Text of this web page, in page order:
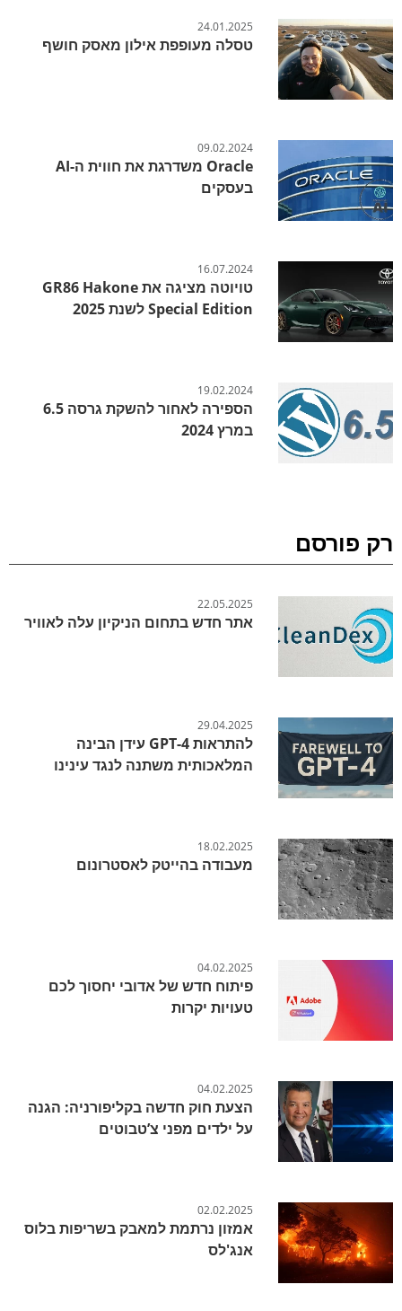
24.01.2025
טסלה מעופפת אילון מאסק חושף
09.02.2024
Oracle משדרגת את חווית ה-AI
בעסקים
16.07.2024
טויוטה מציגה את GR86 Hakone
Special Edition לשנת 2025
19.02.2024
הספירה לאחור להשקת גרסה 6.5
במרץ 2024
רק פורסם
22.05.2025
אתר חדש בתחום הניקיון עלה לאוויר
29.04.2025
להתראות GPT-4 עידן הבינה
המלאכותית משתנה לנגד עינינו
18.02.2025
מעבודה בהייטק לאסטרונום
04.02.2025
פיתוח חדש של אדובי יחסוך לכם
טעויות יקרות
04.02.2025
הצעת חוק חדשה בקליפורניה: הגנה
על ילדים מפני צ’טבוטים
02.02.2025
אמזון נרתמת למאבק בשריפות בלוס
אנג'לס